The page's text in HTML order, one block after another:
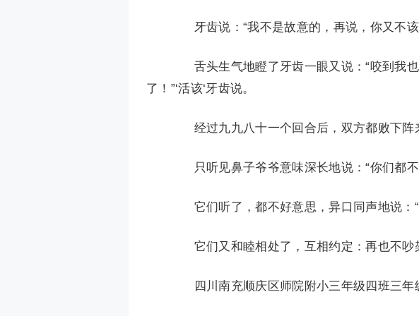
牙齿说：“我不是故意的，再说，你又不该
舌头生气地瞪了牙齿一眼又说：“咬到我也
了！”‘活该‘牙齿说。
经过九九八十一个回合后，双方都败下阵
只听见鼻子爷爷意味深长地说：“你们都不
它们听了，都不好意思，异口同声地说：“
它们又和睦相处了，互相约定：再也不吵
四川南充顺庆区师院附小三年级四班三年